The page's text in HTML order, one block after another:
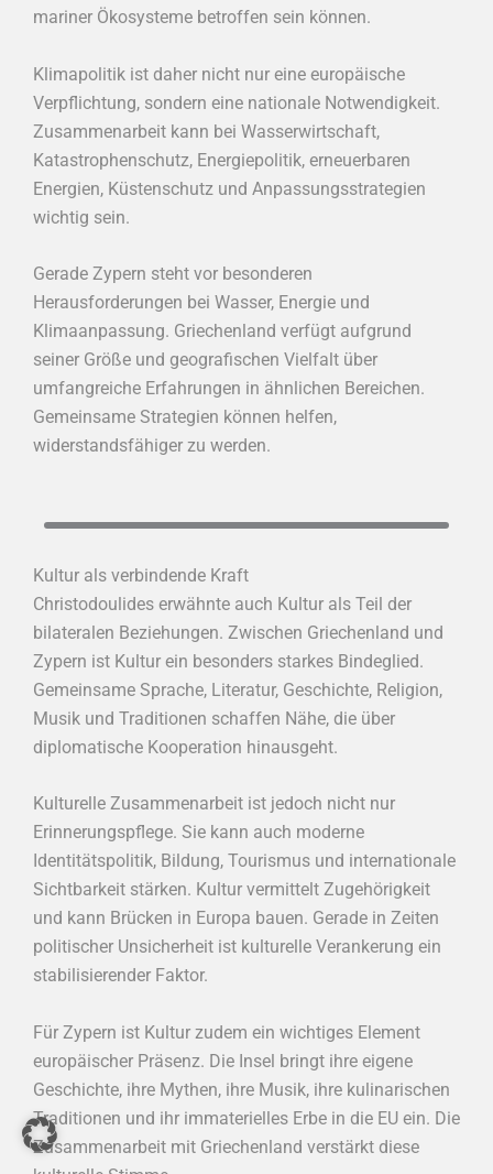
mariner Ökosysteme betroffen sein können.
Klimapolitik ist daher nicht nur eine europäische
Verpflichtung, sondern eine nationale Notwendigkeit.
Zusammenarbeit kann bei Wasserwirtschaft,
Katastrophenschutz, Energiepolitik, erneuerbaren
Energien, Küstenschutz und Anpassungsstrategien
wichtig sein.
Gerade Zypern steht vor besonderen
Herausforderungen bei Wasser, Energie und
Klimaanpassung. Griechenland verfügt aufgrund
seiner Größe und geografischen Vielfalt über
umfangreiche Erfahrungen in ähnlichen Bereichen.
Gemeinsame Strategien können helfen,
widerstandsfähiger zu werden.
Kultur als verbindende Kraft
Christodoulides erwähnte auch Kultur als Teil der
bilateralen Beziehungen. Zwischen Griechenland und
Zypern ist Kultur ein besonders starkes Bindeglied.
Gemeinsame Sprache, Literatur, Geschichte, Religion,
Musik und Traditionen schaffen Nähe, die über
diplomatische Kooperation hinausgeht.
Kulturelle Zusammenarbeit ist jedoch nicht nur
Erinnerungspflege. Sie kann auch moderne
Identitätspolitik, Bildung, Tourismus und internationale
Sichtbarkeit stärken. Kultur vermittelt Zugehörigkeit
und kann Brücken in Europa bauen. Gerade in Zeiten
politischer Unsicherheit ist kulturelle Verankerung ein
stabilisierender Faktor.
Für Zypern ist Kultur zudem ein wichtiges Element
europäischer Präsenz. Die Insel bringt ihre eigene
Geschichte, ihre Mythen, ihre Musik, ihre kulinarischen
Traditionen und ihr immaterielles Erbe in die EU ein. Die
Zusammenarbeit mit Griechenland verstärkt diese